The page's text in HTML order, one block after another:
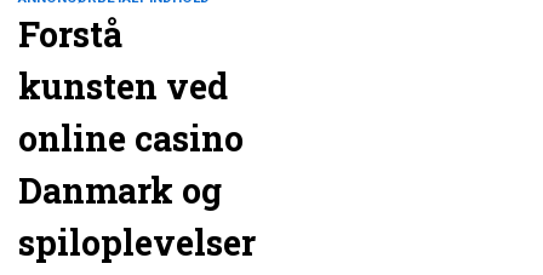
Forstå
kunsten ved
online casino
Danmark og
spiloplevelser